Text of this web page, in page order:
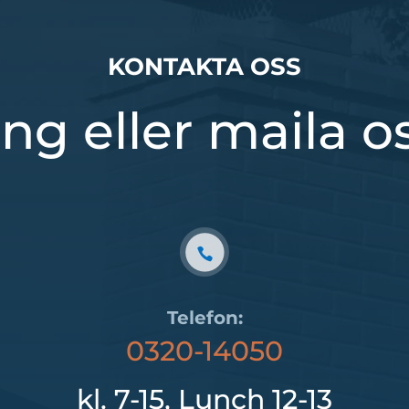
KONTAKTA OSS
eller maila
Telefon:
0320-14050
kl. 7-15, Lunch 12-13